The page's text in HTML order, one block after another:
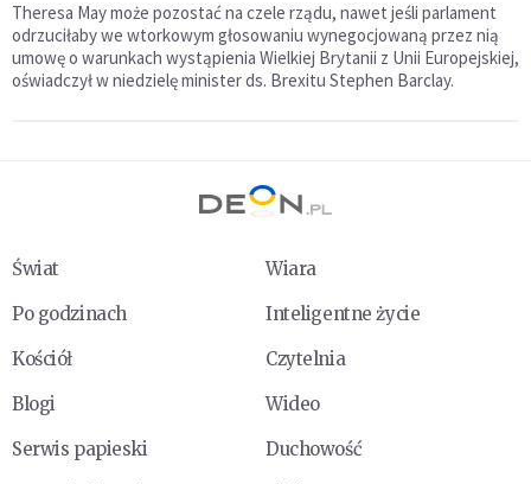
Theresa May może pozostać na czele rządu, nawet jeśli parlament
odrzuciłaby we wtorkowym głosowaniu wynegocjowaną przez nią
umowę o warunkach wystąpienia Wielkiej Brytanii z Unii Europejskiej,
oświadczył w niedzielę minister ds. Brexitu Stephen Barclay.
Świat
Wiara
Po godzinach
Inteligentne życie
Kościół
Czytelnia
Blogi
Wideo
Serwis papieski
Duchowość